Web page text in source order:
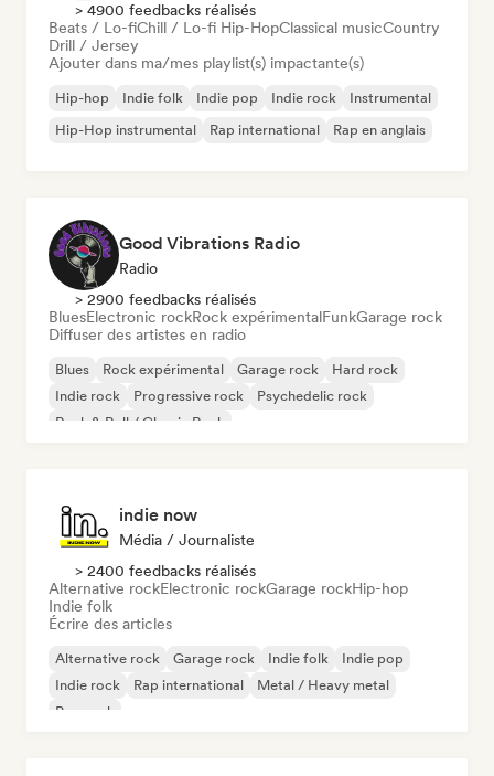
> 4900 feedbacks réalisés
Beats / Lo-fiChill / Lo-fi Hip-HopClassical musicCountry
Drill / Jersey
Ajouter dans ma/mes playlist(s) impactante(s)
Hip-hop Indie folk Indie pop Indie rock
Instrumental
Hip-Hop instrumental
Rap international Rap en anglais
Good Vibrations Radio
Radio
> 2900 feedbacks réalisés
BluesElectronic rockRock expérimentalFunkGarage rock
Diffuser des artistes en radio
Blues Rock expérimental Garage rock
Hard rock
Indie rock
Progressive rock
Psychedelic rock
Rock & Roll / Classic Rock
indie now
Média / Journaliste
> 2400 feedbacks réalisés
Alternative rockElectronic rockGarage rockHip-hop
Indie folk
Écrire des articles
Alternative rock Garage rock Indie folk
Indie pop
Indie rock
Rap international
Metal / Heavy metal
Pop rock